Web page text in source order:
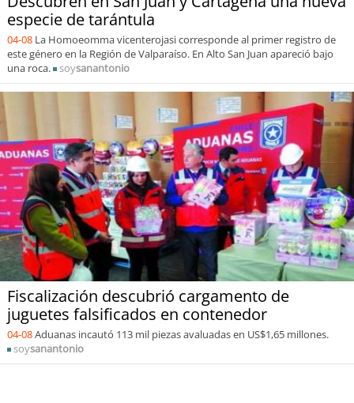
especie de tarántula
04-08 La Homoeomma vicenterojasi corresponde al primer registro de
este género en la Región de Valparaíso. En Alto San Juan apareció bajo
una roca.
soysanantonio
Fiscalización descubrió cargamento de
juguetes falsificados en contenedor
04-08Aduanas incautó 113 mil piezas avaluadas en US$1,65 millones.
soysanantonio